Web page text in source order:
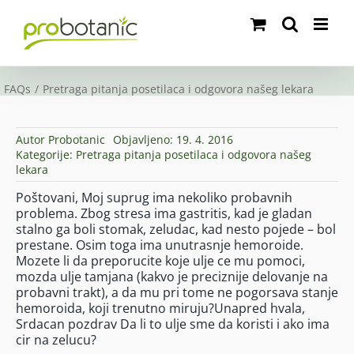
content
FAQs Pretraga pitanja posetilaca i odgovora našeg lekara
Autor Probotanic Objavljeno: 19. 4. 2016
Kategorije: Pretraga pitanja posetilaca i odgovora našeg
lekara
Poštovani, Moj suprug ima nekoliko probavnih
problema. Zbog stresa ima gastritis, kad je gladan
stalno ga boli stomak, zeludac, kad nesto pojede – bol
prestane. Osim toga ima unutrasnje hemoroide.
Mozete li da preporucite koje ulje ce mu pomoci,
mozda ulje tamjana (kakvo je preciznije delovanje na
probavni trakt), a da mu pri tome ne pogorsava stanje
hemoroida, koji trenutno miruju?Unapred hvala,
Srdacan pozdrav Da li to ulje sme da koristi i ako ima
cir na zelucu?